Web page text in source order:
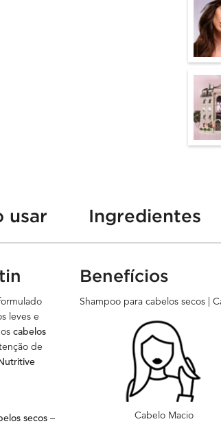
usar Ingredientes
leves e
cabelos
de
secos –
Benefícios
Shampoo para cabelos secos |
Cabelo Macio